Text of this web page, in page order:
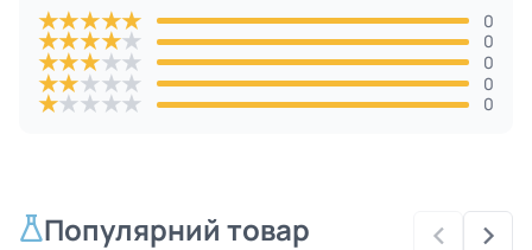
★★★★★ 0
★★★★★ 0
★★★★★ 0
★★★★★ 0
★★★★★ 0
Популярний товар